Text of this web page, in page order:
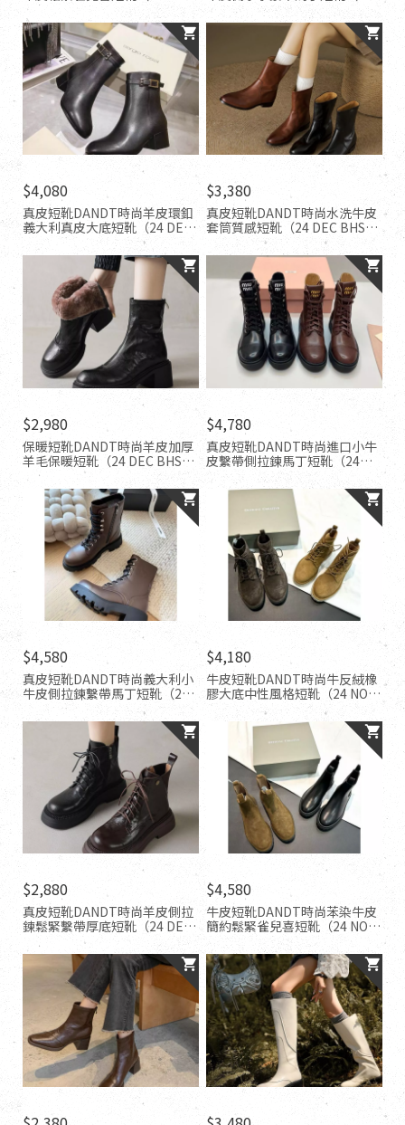
LUC ）同風格請在賣場搜尋-外
銷女鞋
DEC LUC ）同風格請在賣場搜
尋-外銷女鞋
$4,080
真皮短靴DANDT時尚羊皮環釦
義大利真皮大底短靴（24 DEC
LUC weslien)同風格請在賣場
搜尋-外銷女鞋
$3,380
真皮短靴DANDT時尚水洗牛皮
套筒質感短靴（24 DEC BHS）
同風格請在賣場搜尋-歐美女鞋
$2,980
保暖短靴DANDT時尚羊皮加厚
羊毛保暖短靴（24 DEC BHS）
同風格請在賣場搜尋-歐美女鞋
$4,780
真皮短靴DANDT時尚進口小牛
皮繫帶側拉鍊馬丁短靴（24
DEC LUC 2022450）同風格請
在賣場搜尋-外銷女鞋
$4,580
真皮短靴DANDT時尚義大利小
牛皮側拉鍊繫帶馬丁短靴（24
DEC LUC ）同風格請在賣場搜
尋-外銷女鞋
$4,180
牛皮短靴DANDT時尚牛反絨橡
膠大底中性風格短靴（24 NOV
LUC)同風格請在賣場搜尋-外銷
$2,880
真皮短靴DANDT時尚羊皮側拉
鍊鬆緊繫帶厚底短靴（24 DEC
BHS）同風格請在賣場搜尋-歐
美女鞋
$4,580
牛皮短靴DANDT時尚苯染牛皮
簡約鬆緊雀兒喜短靴（24 NOV
LUC)同風格請在賣場搜尋-外銷
女鞋